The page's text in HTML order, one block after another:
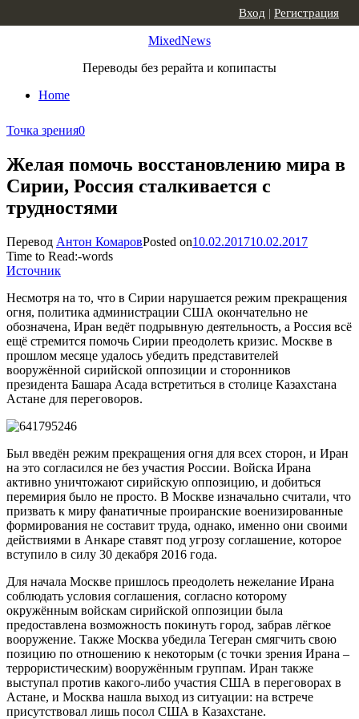
MixedNews
Переводы без рерайта и копипасты
Home
Вход | Регистрация
Точка зрения0
Желая помочь восстановлению мира в
Сирии, Россия сталкивается с
трудностями
Перевод Антон КомаровPosted on10.02.201710.02.2017
Time to Read:-words
Источник
Несмотря на то, что в Сирии нарушается режим прекращения
огня, политика администрации США окончательно не
обозначена, Иран ведёт подрывную деятельность, а Россия всё
ещё стремится помочь Сирии преодолеть кризис. Москве в
прошлом месяце удалось убедить представителей
вооружённой сирийской оппозиции и сторонников
президента Башара Асада встретиться в столице Казахстана
Астане для переговоров.
Был введён режим прекращения огня для всех сторон, и Иран
на это согласился не без участия России. Войска Ирана
активно уничтожают сирийскую оппозицию, и добиться
перемирия было не просто. В Москве изначально считали, что
призвать к миру фанатичные проиранские военизированные
формирования не составит труда, однако, именно они своими
действиями в Анкаре ставят под угрозу соглашение, которое
вступило в силу 30 декабря 2016 года.
Для начала Москве пришлось преодолеть нежелание Ирана
соблюдать условия соглашения, согласно которому
окружённым войскам сирийской оппозиции была
предоставлена возможность покинуть город, забрав лёгкое
вооружение. Также Москва убедила Тегеран смягчить свою
позицию по отношению к некоторым (с точки зрения Ирана –
террористическим) вооружённым группам. Иран также
выступал против какого-либо участия США в переговорах в
Астане, и Москва нашла выход из ситуации: на встрече
присутствовал лишь посол США в Казахстане.